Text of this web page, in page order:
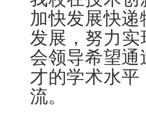
加快发展快
发展，努力实
会领导希望
才的学术水
流。